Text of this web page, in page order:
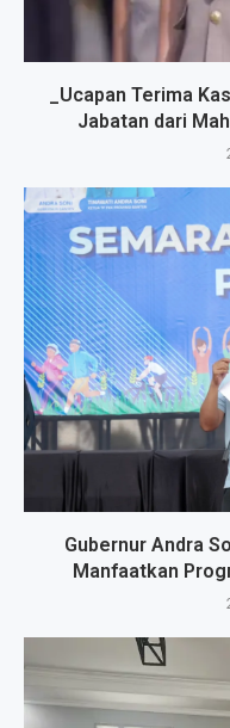
_Ucapan Terima
Jabatan dari
Gubernur Andra
Manfaatkan